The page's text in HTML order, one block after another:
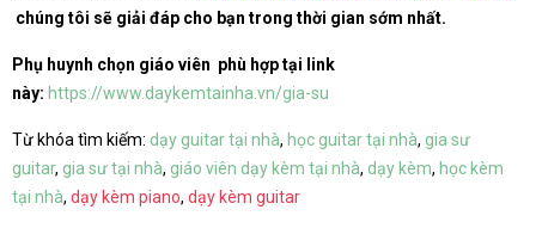
chúng tôi sẽ giải đáp cho bạn trong thời gian sớm nhất.
Phụ huynh chọn giáo viên phù hợp tại link
này: https://www.daykemtainha.vn/gia-su
Từ khóa tìm kiếm: dạy guitar tại nhà, học guitar tại nhà, gia sư
guitar, gia sư tại nhà, giáo viên dạy kèm tại nhà, dạy kèm, học kèm
tại nhà, dạy kèm piano, dạy kèm guitar